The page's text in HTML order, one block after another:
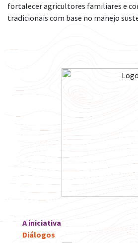
fortalecer agricultores familiares e
tradicionais com base no manejo
A iniciativa
Diálogos